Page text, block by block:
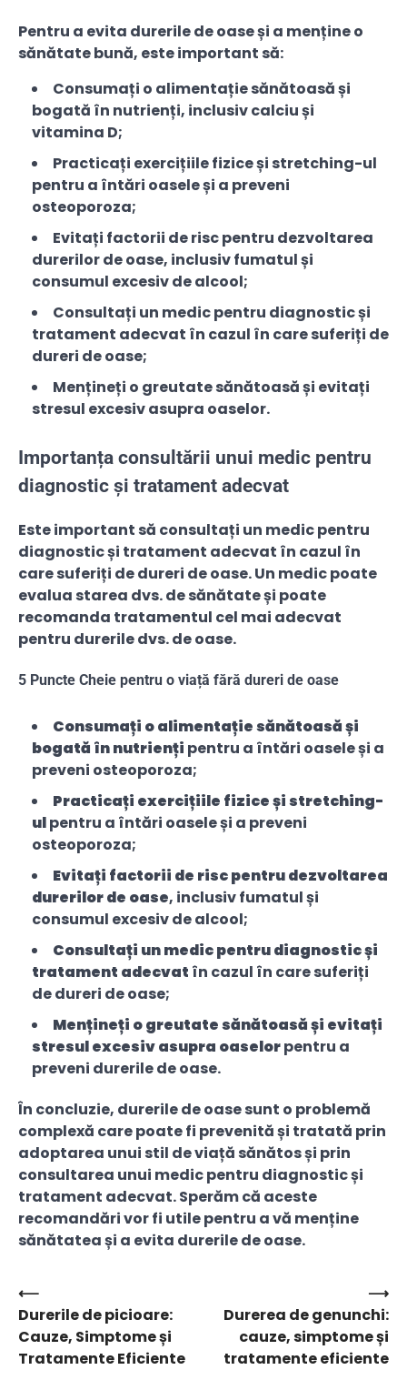
Pentru a evita durerile de oase și a menține o
sănătate bună, este important să:
Consumați o alimentație sănătoasă și
bogată în nutrienți, inclusiv calciu și
vitamina D;
Practicați exercițiile fizice și stretching-ul
pentru a întări oasele și a preveni
osteoporoza;
Evitați factorii de risc pentru dezvoltarea
durerilor de oase, inclusiv fumatul și
consumul excesiv de alcool;
Consultați un medic pentru diagnostic și
tratament adecvat în cazul în care suferiți de
dureri de oase;
Mențineți o greutate sănătoasă și evitați
stresul excesiv asupra oaselor.
Importanța consultării unui medic pentru
diagnostic și tratament adecvat
Este important să consultați un medic pentru
diagnostic și tratament adecvat în cazul în
care suferiți de dureri de oase. Un medic poate
evalua starea dvs. de sănătate și poate
recomanda tratamentul cel mai adecvat
pentru durerile dvs. de oase.
5 Puncte Cheie pentru o viață fără dureri de oase
Consumați o alimentație sănătoasă și
bogată în nutrienți pentru a întări oasele și a
preveni osteoporoza;
Practicați exercițiile fizice și stretching-
ulpentru a întări oasele și a preveni
osteoporoza;
Evitați factorii de risc pentru dezvoltarea
durerilor de oase, inclusiv fumatul și
consumul excesiv de alcool;
Consultați un medic pentru diagnostic și
tratament adecvat în cazul în care suferiți
de dureri de oase;
Mențineți o greutate sănătoasă și evitați
stresul excesiv asupra oaselorpentru a
preveni durerile de oase.
În concluzie, durerile de oase sunt o problemă
complexă care poate fi prevenită și tratată prin
adoptarea unui stil de viață sănătos și prin
consultarea unui medic pentru diagnostic și
tratament adecvat. Sperăm că aceste
recomandări vor fi utile pentru a vă menține
sănătatea și a evita durerile de oase.
Navigare
în
articole
⟵
Durerile de picioare:
Cauze, Simptome și
Tratamente Eficiente
Durerea de genunchi:
cauze, simptome și
tratamente eficiente
⟶